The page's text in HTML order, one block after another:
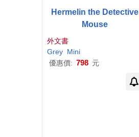
Hermelin the Detective
Mouse
外文書
Grey Mini
優惠價: 798 元